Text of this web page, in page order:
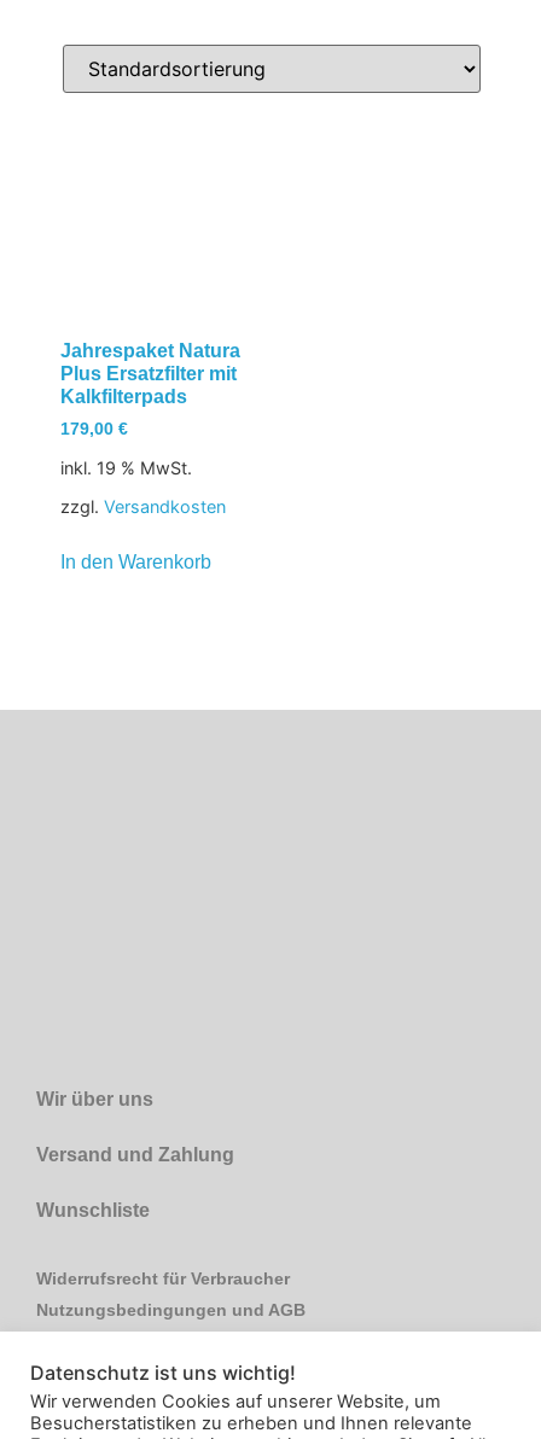
Jahrespaket Natura
Plus Ersatzfilter mit
Kalkfilterpads
179,00 €
inkl. 19 % MwSt.
zzgl. Versandkosten
In den Warenkorb
Wir über uns
Versand und Zahlung
Wunschliste
Widerrufsrecht für Verbraucher
Nutzungsbedingungen und AGB
Datenschutzerklärung
Kontakt
Datenschutz ist uns wichtig!
Wir verwenden Cookies auf unserer Website, um
Besucherstatistiken zu erheben und Ihnen relevante